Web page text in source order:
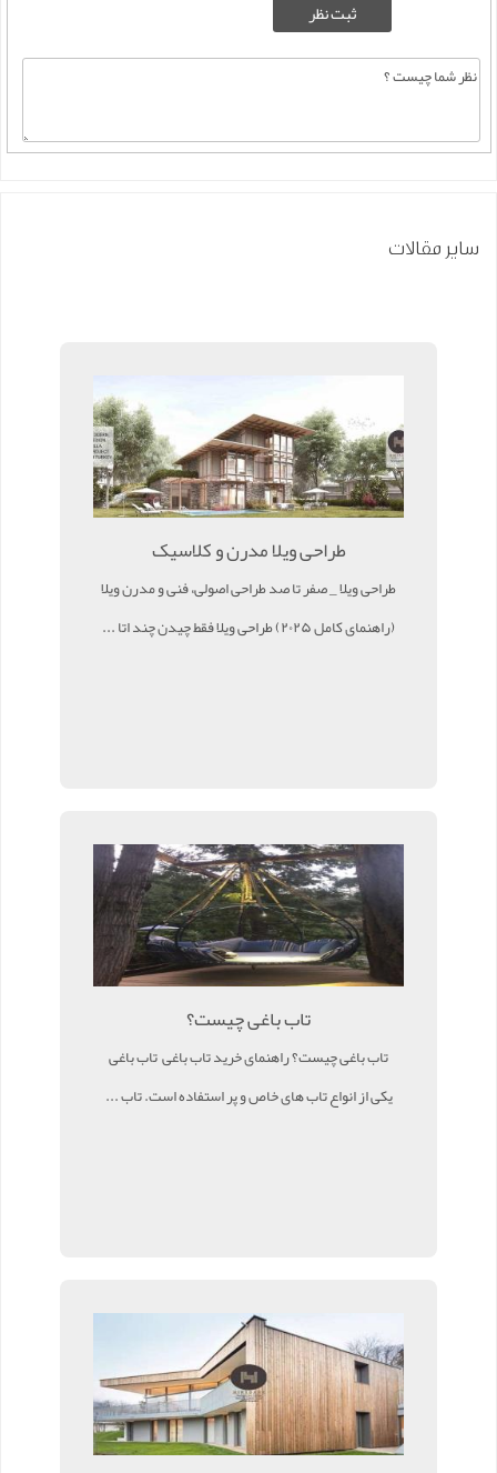
سایر مقالات
طراحی ویلا مدرن و کلاسیک
طراحی ویلا _ صفر تا صد طراحی اصولی، فنی و مدرن ویلا
(راهنمای کامل ۲۰۲۵) طراحی ویلا فقط چیدن چند اتا ...
تاب باغی چیست؟
تاب باغی چیست؟ راهنمای خرید تاب باغی تاب باغی
یکی از انواع تاب های خاص و پر استفاده است. تاب ...